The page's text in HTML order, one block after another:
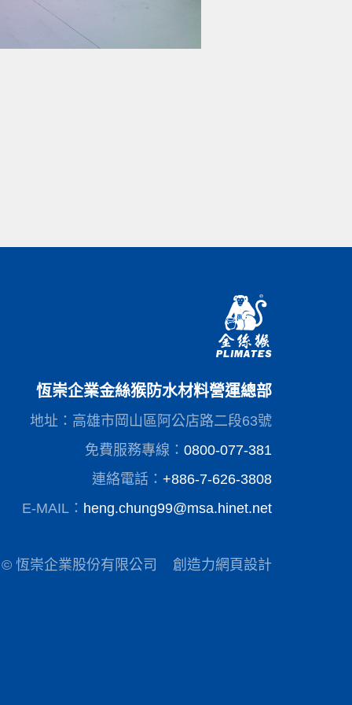
恆崇企業金絲猴防水材料營運總部
地址：高雄市岡山區阿公店路二段63號
免費服務專線： 0800-077-381
連絡電話： +886-7-626-3808
E-MAIL： heng.chung99@msa.hinet.net
© 恆崇企業股份有限公司 創造力網頁設計